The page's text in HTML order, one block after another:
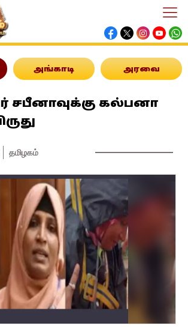
அங்காடி அரவை
சபீனாவுக்கு கல்பனா
தமிழகம்